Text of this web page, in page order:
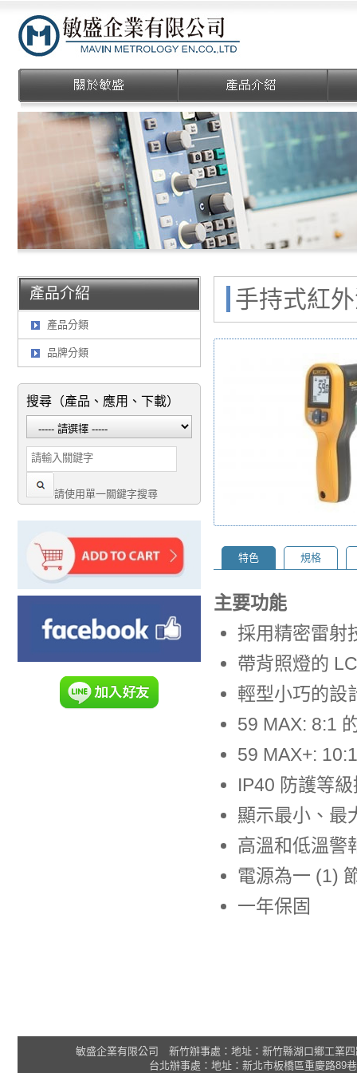
產品介紹
產品分類
品牌分類
搜尋（產品、應用、下載）
請使用單一關鍵字搜尋
手持式紅
特色 規格
主要功能
採用精密雷射
帶背照燈的
輕型小巧的設
59 MAX: 8:1
59 MAX+:
IP40 防護等
顯示最小、最
高溫和低溫警
電源為一 (1)
一年保固
敏盛企業有限公司 新竹辦事處：地址：新竹縣湖口鄉工業
台北辦事處：地址：新北市板橋區重慶路89